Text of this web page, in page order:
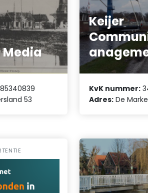
Media
85340839
53
Keijer
KvK nummer:
Adres: De